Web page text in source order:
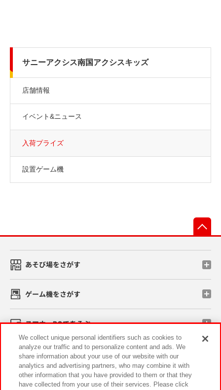
サニーアクシス南国アクシスキッズ
店舗情報
イベント&ニュース
入荷プライズ
設置ゲーム機
あそび場をさがす
ゲーム機をさがす
スマホ・PCであそぶ
イベント・キャンペーン
We collect unique personal identifiers such as cookies to
analyze our traffic and to personalize content and ads. We
share information about your use of our website with our
analytics and advertising partners, who may combine it with
other information that you have provided to them or that they
have collected from your use of their services. Please click